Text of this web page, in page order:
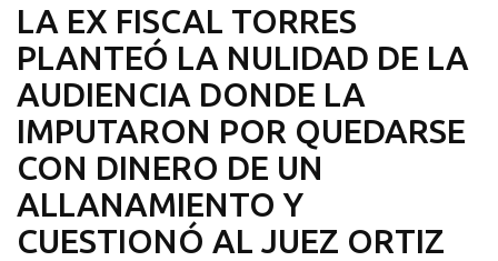
LA EX FISCAL TORRES
PLANTEÓ LA NULIDAD DE LA
AUDIENCIA DONDE LA
IMPUTARON POR QUEDARSE
CON DINERO DE UN
ALLANAMIENTO Y
CUESTIONÓ AL JUEZ ORTIZ